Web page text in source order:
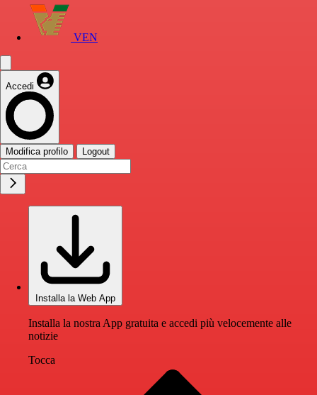
VEN
Accedi
Modifica profilo Logout
Installa la Web App
Installa la nostra App gratuita e accedi più velocemente alle
notizie
Tocca